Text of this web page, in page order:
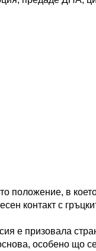
положение, в
контакт с
е призовала
особено що